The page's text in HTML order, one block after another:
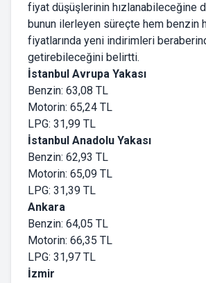
fiyat düşüşlerinin hızlanabileceğine
bunun ilerleyen süreçte hem benzin
fiyatlarında yeni indirimleri
getirebileceğini belirtti.
İstanbul Avrupa Yakası
Benzin: 63,08 TL
Motorin: 65,24 TL
LPG: 31,99 TL
İstanbul Anadolu Yakası
Benzin: 62,93 TL
Motorin: 65,09 TL
LPG: 31,39 TL
Ankara
Benzin: 64,05 TL
Motorin: 66,35 TL
LPG: 31,97 TL
İzmir